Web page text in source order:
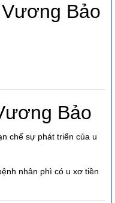
Bảo
Bảo
chế sự phát triển của u
nhân phì có u xơ tiền